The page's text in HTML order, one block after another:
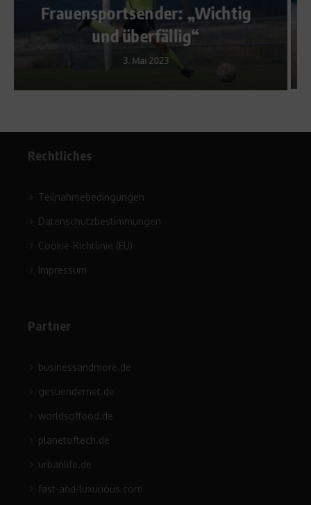
Ernährung für eine schlanke
Taille
Rechtliches
Teilnahmebedingungen
Datenschutzbestimmungen
Cookie-Richtlinie (EU)
Impressum
Partner
businessandmore.de
gesuendernet.de
worldsoffood.de
planetoftech.de
urbanlife.de
fast-and-luxurious.com